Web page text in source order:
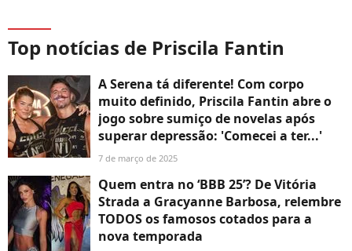
Top notícias de Priscila Fantin
A Serena tá diferente! Com corpo
muito definido, Priscila Fantin abre o
jogo sobre sumiço de novelas após
superar depressão: 'Comecei a ter...'
7 de março de 2025
Quem entra no ‘BBB 25’? De Vitória
Strada a Gracyanne Barbosa, relembre
TODOS os famosos cotados para a
nova temporada